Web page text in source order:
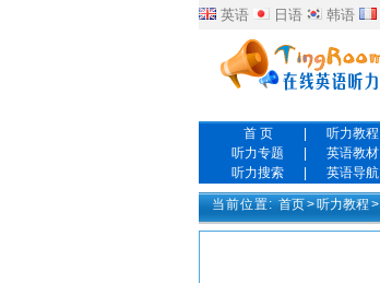
英语 日语 韩语
首 页 听力教程
听力专题
英语教材
听力搜索
英语导航
当前位置: 首页>听力教程 >